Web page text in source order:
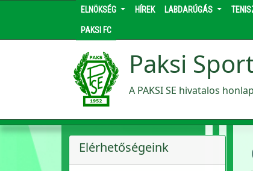
ELNÖKSÉG HÍREK LABDARÚGÁS
PAKSI FC
Paksi
A PAKSI SE hivatalos
Elérhetőségeink